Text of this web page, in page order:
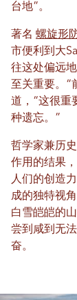
台地”。
著名 螺旋形
市便利到大
往这处偏远
至关重要。“
道，“这很重
种遗忘。”
哲学家兼历
作用的结果
人们的创造
成的独特视
白雪皑皑的
尝到咸到无
奋。